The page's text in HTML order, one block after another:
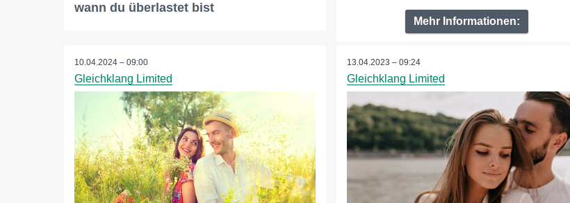
wann du überlastet bist
Mehr Informationen:
10.04.2024 – 09:00
Gleichklang Limited
13.04.2023 – 09:24
Gleichklang Limited